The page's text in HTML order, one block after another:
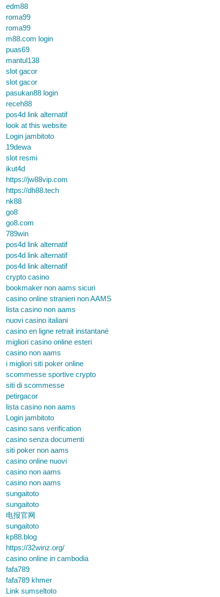
edm88
roma99
roma99
m88.com login
puas69
mantul138
slot gacor
slot gacor
pasukan88 login
receh88
pos4d link alternatif
look at this website
Login jambitoto
19dewa
slot resmi
ikut4d
https://jw88vip.com
https://dh88.tech
nk88
go8
go8.com
789win
pos4d link alternatif
pos4d link alternatif
pos4d link alternatif
crypto casino
bookmaker non aams sicuri
casino online stranieri non AAMS
lista casino non aams
nuovi casino italiani
casino en ligne retrait instantané
migliori casino online esteri
casino non aams
i migliori siti poker online
scommesse sportive crypto
siti di scommesse
petirgacor
lista casino non aams
Login jambitoto
casino sans verification
casino senza documenti
siti poker non aams
casino online nuovi
casino non aams
casino non aams
sungaitoto
sungaitoto
电报官网
sungaitoto
kp88.blog
https://32winz.org/
casino online in cambodia
fafa789
fafa789 khmer
Link sumseltoto